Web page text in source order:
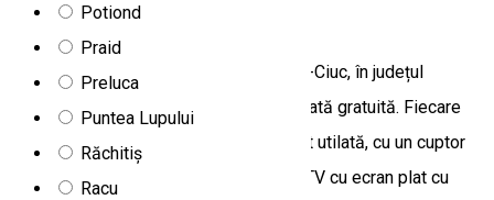
Potiond
Praid
Preluca
Puntea Lupului
Răchitiș
Racu
Bazalt Apartments
Bazalt Apartments se află în Miercurea-Ciuc, în județul
Harghita, oferind cazare cu parcare privată gratuită. Fiecare
apartament include o bucătărie complet utilată, cu un cuptor
cu microunde, o zonă de luat masa, un TV cu ecran plat cu